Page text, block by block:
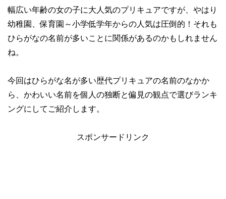
幅広い年齢の女の子に大人気のプリキュアですが、やはり
幼稚園、保育園～小学低学年からの人気は圧倒的！それも
ひらがなの名前が多いことに関係があるのかもしれません
ね。
今回はひらがな名が多い歴代プリキュアの名前のなかか
ら、かわいい名前を個人の独断と偏見の観点で選びランキ
ングにしてご紹介します。
スポンサードリンク